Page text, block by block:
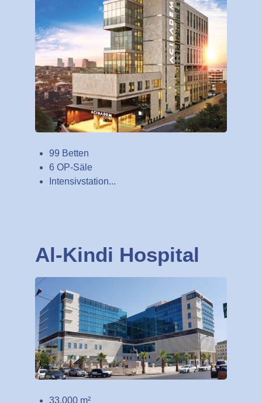
99 Betten
6 OP-Säle
Intensivstation...
Al-Kindi Hospital
33.000 m²